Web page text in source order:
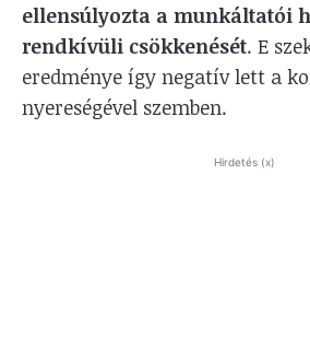
ellensúlyozta a munkáltatói
rendkívüli csökkenését. E
eredménye így negatív lett a
nyereségével szemben.
Hirdetés (x)